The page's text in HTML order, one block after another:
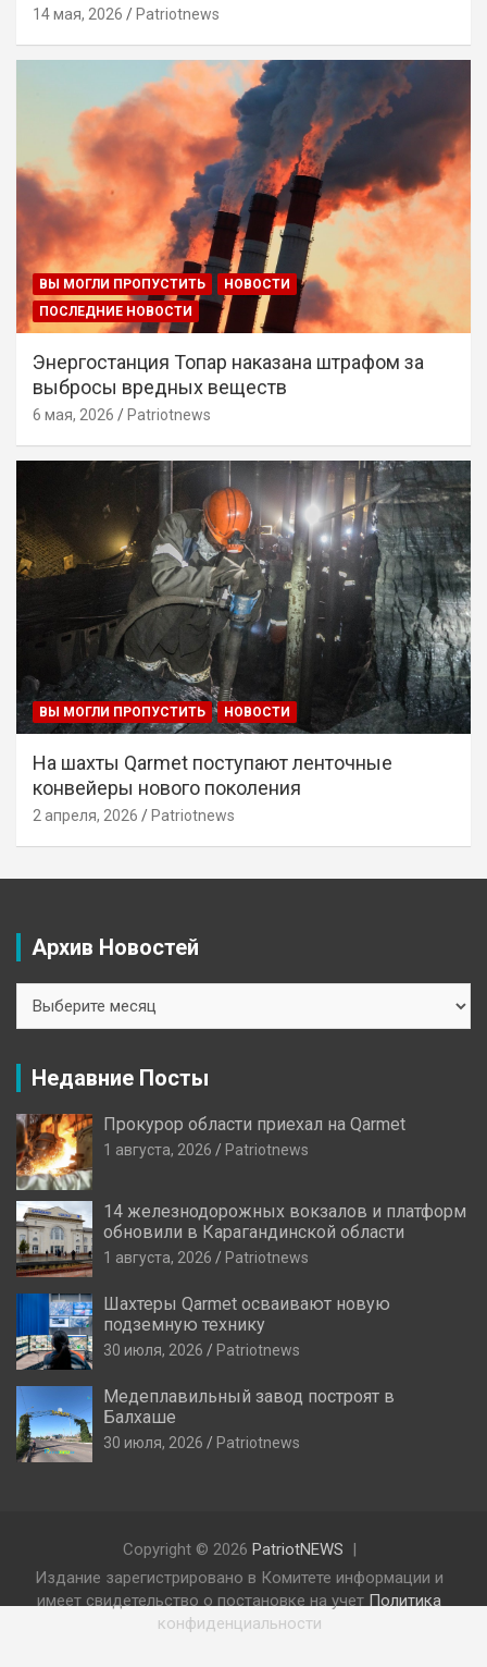
14 мая, 2026 Patriotnews
ВЫ МОГЛИ ПРОПУСТИТЬ
НОВОСТИ
ПОСЛЕДНИЕ НОВОСТИ
Энергостанция Топар наказана штрафом за
выбросы вредных веществ
6 мая, 2026 Patriotnews
ВЫ МОГЛИ ПРОПУСТИТЬ НОВОСТИ
На шахты Qarmet поступают ленточные
конвейеры нового поколения
2 апреля, 2026 Patriotnews
Архив Новостей
Новостей
Недавние Посты
Прокурор области приехал на Qarmet
1 августа, 2026 Patriotnews
14 железнодорожных вокзалов и платформ
обновили в Карагандинской области
1 августа, 2026 Patriotnews
Шахтеры Qarmet осваивают новую
подземную технику
30 июля, 2026 Patriotnews
Медеплавильный завод построят в
Балхаше
30 июля, 2026 Patriotnews
Copyright © 2026 PatriotNEWS
Издание зарегистрировано в Комитете информации и
имеет свидетельство о постановке на учет Политика
конфиденциальности